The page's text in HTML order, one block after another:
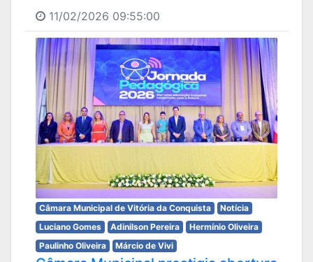
11/02/2026 09:55:00
Câmara Municipal de Vitória da Conquista
Notícia
Luciano Gomes
Adinilson Pereira
Hermínio Oliveira
Paulinho Oliveira
Márcio de Vivi